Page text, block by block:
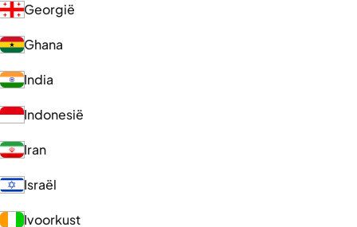
Georgië
Ghana
India
Indonesië
Iran
Israël
Ivoorkust